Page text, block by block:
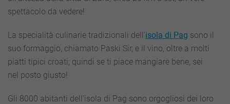
spettacolo da vedere!
La specialità culinarie tradizionali dell’isola di Pag sono il
suo formaggio, chiamato Paski Sir, e il vino, oltre a molti
piatti tipici croati; quindi se ti piace mangiare bene, sei
nel posto giusto!
Gli 8000 abitanti dell’isola di Pag sono orgogliosi dei loro